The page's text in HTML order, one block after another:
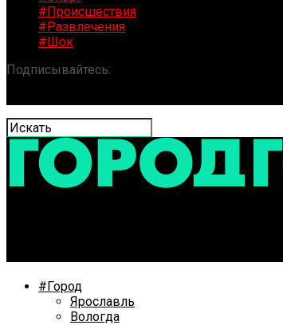
#Происшествия
#Развлечения
#Шок
Подписывайтесь:
#Город
Ярославль
Вологда